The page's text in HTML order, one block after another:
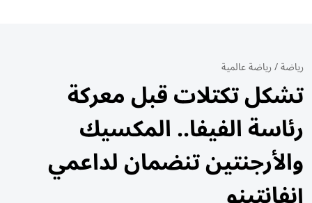
رياضة/رياضة عالمية
تشكل تكتلات قبل معركة
رئاسة الفيفا.. المكسيك
والأرجنتين تنضمان لداعمي